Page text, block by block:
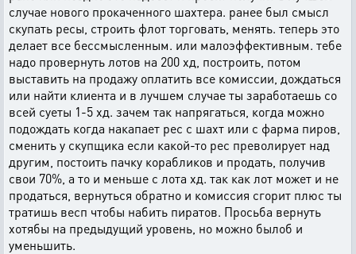
случае нового прокаченного шахтера. ранее был смысл
скупать ресы, строить флот торговать, менять. теперь это
делает все бессмысленным. или малоэффективным. тебе
надо провернуть лотов на 200 хд, построить, потом
выставить на продажу оплатить все комиссии, дождаться
или найти клиента и в лучшем случае ты заработаешь со
всей суеты 1-5 хд. зачем так напрягаться, когда можно
подождать когда накапает рес с шахт или с фарма пиров,
сменить у скупщика если какой-то рес преволирует над
другим, постоить пачку корабликов и продать, получив
свои 70%, а то и меньше с лота хд. так как лот может и не
продаться, вернуться обратно и комиссия сгорит плюс ты
тратишь весп чтобы набить пиратов. Просьба вернуть
хотябы на предыдущий уровень, но можно былоб и
уменьшить.